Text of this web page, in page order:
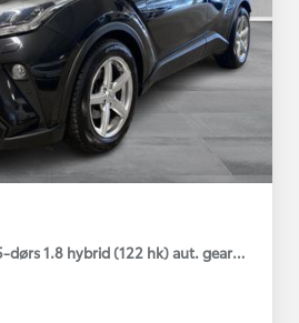
dørs 1.8 hybrid (122 hk) aut. gear C-LUB -